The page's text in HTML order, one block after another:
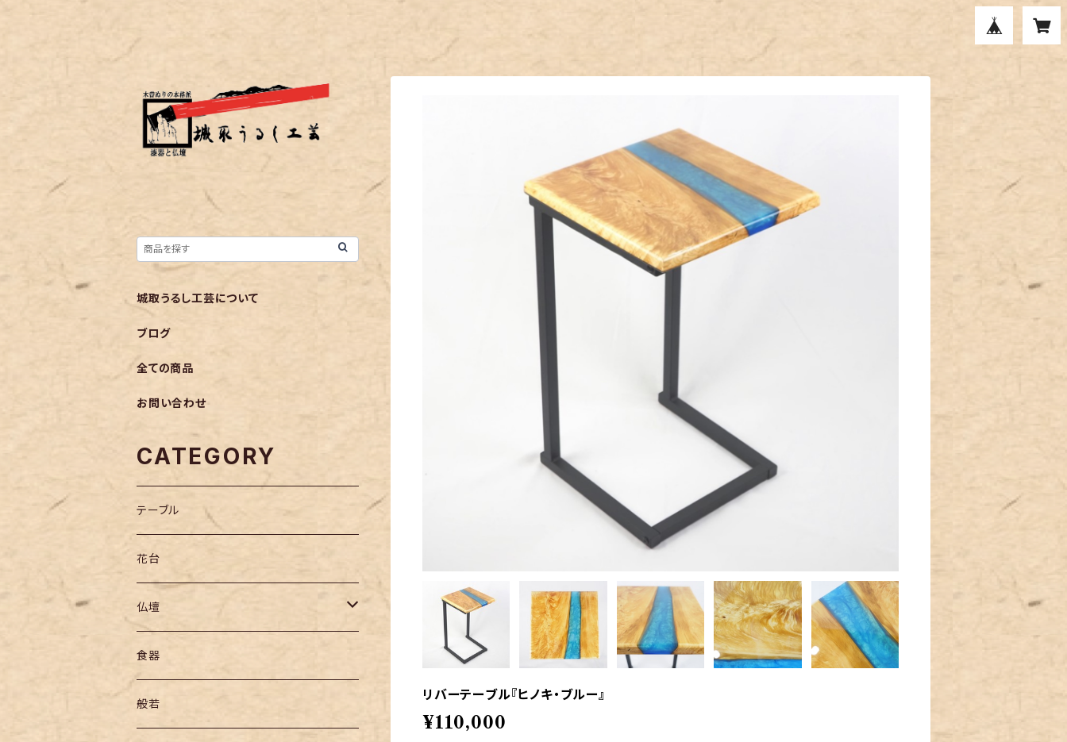
リバーテーブル『ヒノキ・ブルー』
¥110,000
城取うるし工芸について
ブログ
全ての商品
お問い合わせ
CATEGORY
テーブル
花台
仏壇
仏壇
六具足
食器
般若